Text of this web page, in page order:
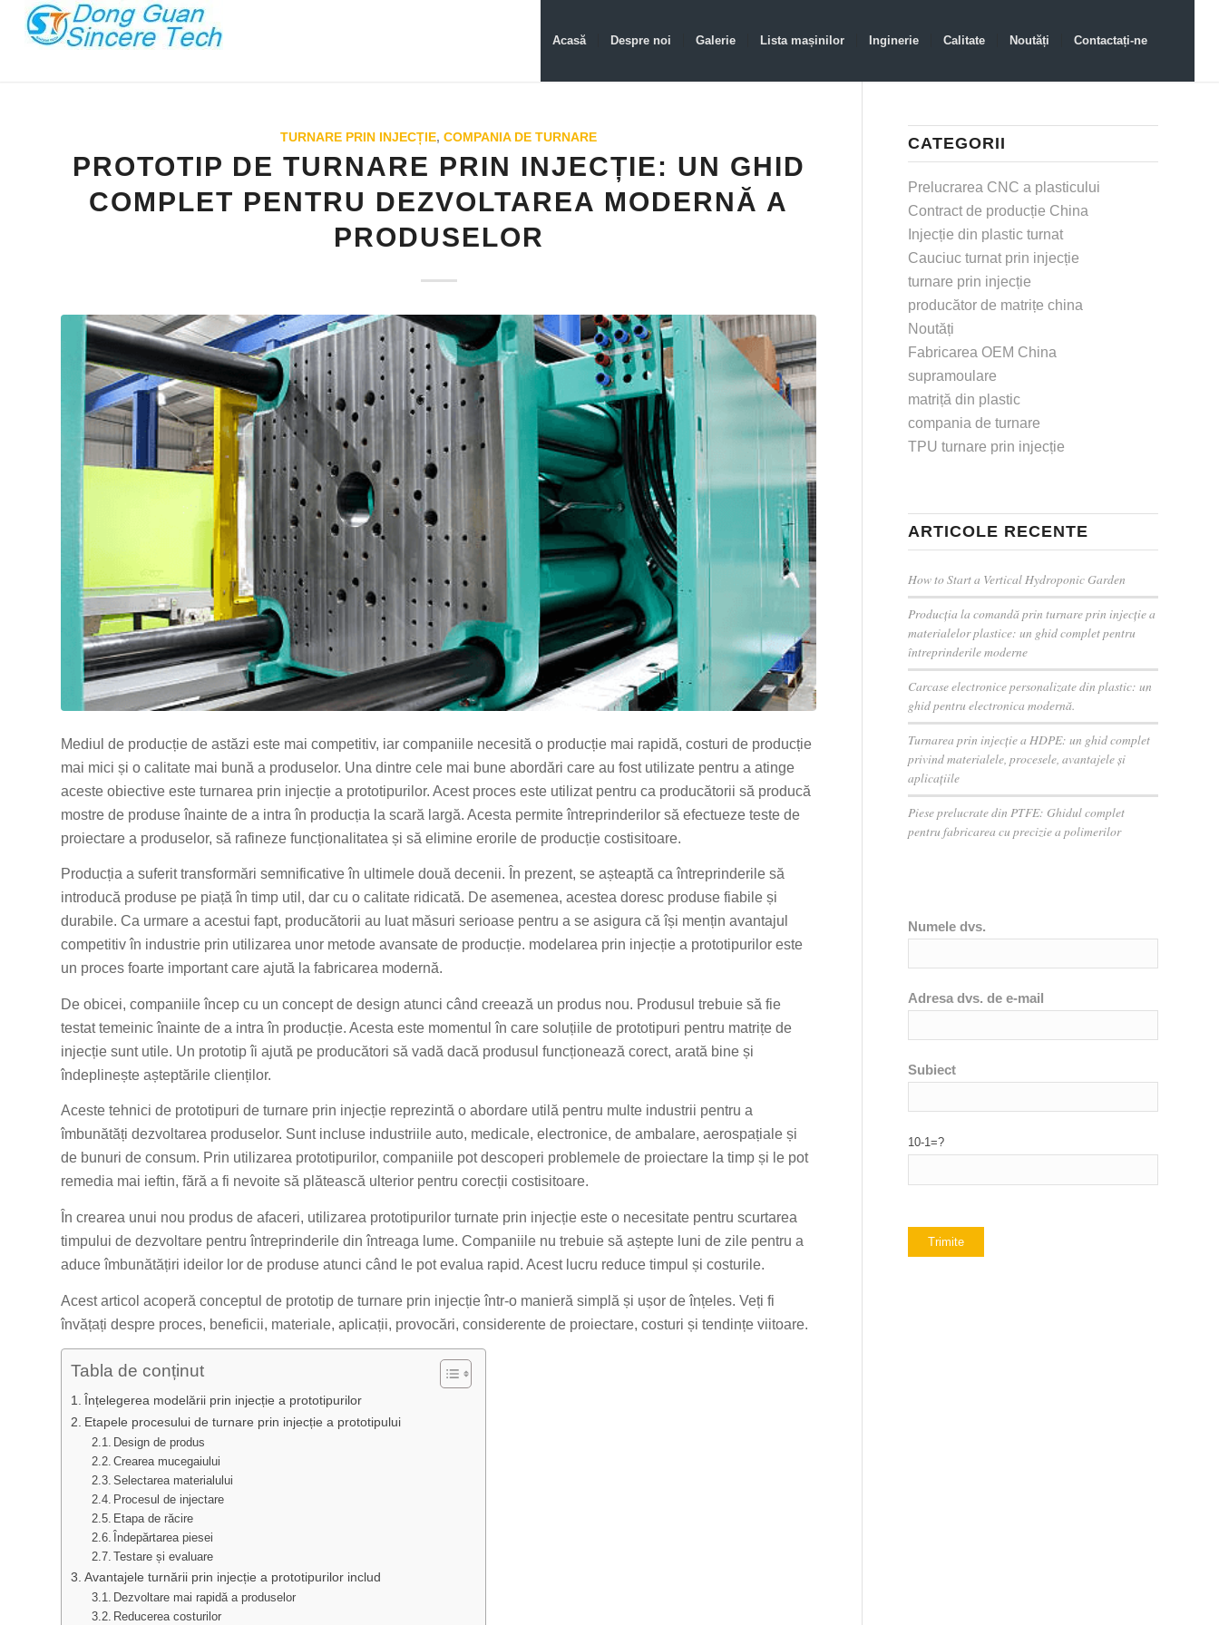
Acasă Despre noi Galerie Lista mașinilor Inginerie Calitate Noutăți Contactați-ne
TURNARE PRIN INJECȚIE,COMPANIA DE TURNARE
PROTOTIP DE TURNARE PRIN INJECȚIE: UN GHID
COMPLET PENTRU DEZVOLTAREA MODERNĂ A
PRODUSELOR
Mediul de producție de astăzi este mai competitiv, iar companiile necesită o producție mai rapidă, costuri de producție
mai mici și o calitate mai bună a produselor. Una dintre cele mai bune abordări care au fost utilizate pentru a atinge
aceste obiective este turnarea prin injecție a prototipurilor. Acest proces este utilizat pentru ca producătorii să producă
mostre de produse înainte de a intra în producția la scară largă. Acesta permite întreprinderilor să efectueze teste de
proiectare a produselor, să rafineze funcționalitatea și să elimine erorile de producție costisitoare.
Producția a suferit transformări semnificative în ultimele două decenii. În prezent, se așteaptă ca întreprinderile să
introducă produse pe piață în timp util, dar cu o calitate ridicată. De asemenea, acestea doresc produse fiabile și
durabile. Ca urmare a acestui fapt, producătorii au luat măsuri serioase pentru a se asigura că își mențin avantajul
competitiv în industrie prin utilizarea unor metode avansate de producție. modelarea prin injecție a prototipurilor este
un proces foarte important care ajută la fabricarea modernă.
De obicei, companiile încep cu un concept de design atunci când creează un produs nou. Produsul trebuie să fie
testat temeinic înainte de a intra în producție. Acesta este momentul în care soluțiile de prototipuri pentru matrițe de
injecție sunt utile. Un prototip îi ajută pe producători să vadă dacă produsul funcționează corect, arată bine și
îndeplinește așteptările clienților.
Aceste tehnici de prototipuri de turnare prin injecție reprezintă o abordare utilă pentru multe industrii pentru a
îmbunătăți dezvoltarea produselor. Sunt incluse industriile auto, medicale, electronice, de ambalare, aerospațiale și
de bunuri de consum. Prin utilizarea prototipurilor, companiile pot descoperi problemele de proiectare la timp și le pot
remedia mai ieftin, fără a fi nevoite să plătească ulterior pentru corecții costisitoare.
În crearea unui nou produs de afaceri, utilizarea prototipurilor turnate prin injecție este o necesitate pentru scurtarea
timpului de dezvoltare pentru întreprinderile din întreaga lume. Companiile nu trebuie să aștepte luni de zile pentru a
aduce îmbunătățiri ideilor lor de produse atunci când le pot evalua rapid. Acest lucru reduce timpul și costurile.
Acest articol acoperă conceptul de prototip de turnare prin injecție într-o manieră simplă și ușor de înțeles. Veți fi
învățați despre proces, beneficii, materiale, aplicații, provocări, considerente de proiectare, costuri și tendințe viitoare.
Tabla de conținut
Înțelegerea modelării prin injecție a prototipurilor
Etapele procesului de turnare prin injecție a prototipului
Design de produs
Crearea mucegaiului
Selectarea materialului
Procesul de injectare
Etapa de răcire
Îndepărtarea piesei
Testare și evaluare
Avantajele turnării prin injecție a prototipurilor includ
Dezvoltare mai rapidă a produselor
Reducerea costurilor
CATEGORII
Prelucrarea CNC a plasticului
Contract de producție China
Injecție din plastic turnat
Cauciuc turnat prin injecție
turnare prin injecție
producător de matrițe china
Noutăți
Fabricarea OEM China
supramoulare
matriță din plastic
compania de turnare
TPU turnare prin injecție
ARTICOLE RECENTE
How to Start a Vertical Hydroponic Garden
Producția la comandă prin turnare prin injecție a
materialelor plastice: un ghid complet pentru
întreprinderile moderne
Carcase electronice personalizate din plastic: un
ghid pentru electronica modernă.
Turnarea prin injecție a HDPE: un ghid complet
privind materialele, procesele, avantajele și
aplicațiile
Piese prelucrate din PTFE: Ghidul complet
pentru fabricarea cu precizie a polimerilor
Numele dvs.
Adresa dvs. de e-mail
Subiect
10-1=?